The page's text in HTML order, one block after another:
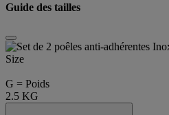
Guide des tailles
Size
G = Poids
2.5 KG